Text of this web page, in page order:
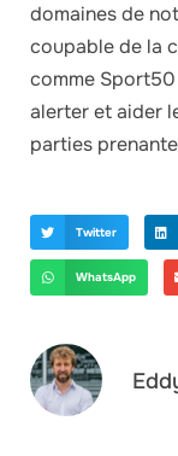
domaines de
coupable de la
comme
alerter et aider
parties
Twitter
WhatsApp